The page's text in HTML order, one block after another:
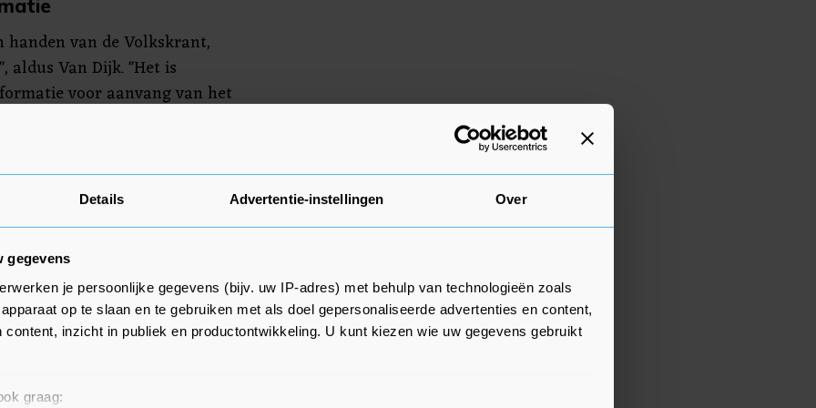
Details Advertentie-instellingen Over
gegevens
je persoonlijke gegevens (bijv. uw IP-adres) met behulp van technologieën zoals
op te slaan en te gebruiken met als doel gepersonaliseerde advertenties en content,
content, inzicht in publiek en productontwikkeling. U kunt kiezen wie uw gegevens gebruikt
graag:
van de Volkskrant,
aldus Van Dijk. "Het is
voor aanvang van het
een goed debat
te evacueren van
de staf zelf, stuitte tot kort
op verzet in Den
Van de lijst mochten drie
mocht kiezen wie, zo
keuze te maken.